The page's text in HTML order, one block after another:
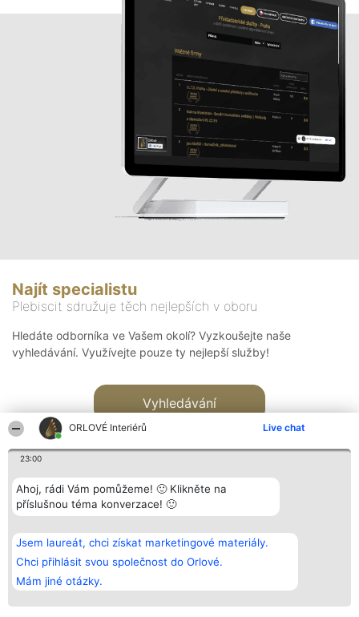
ORLOVÉ Interiérů Live chat
23:00
Ahoj, rádi Vám pomůžeme! 🙂 Klikněte na
příslušnou téma konverzace! 🙂
Jsem laureát, chci získat marketingové materiály.
Chci přihlásit svou společnost do Orlové.
Mám jiné otázky.
Najít specialistu
Plebiscit sdružuje těch nejlepších v oboru
Hledáte odborníka ve Vašem okolí? Vyzkoušejte naše
vyhledávání. Využívejte pouze ty nejlepší služby!
Vyhledávání
Bright Side Solutions sp. z o.
o. sp. k.
ul. Ruska 22
Wrocław 50-079
KRS 0000749100 | Regon
381313360 | NIP 8943132676
Vítězové
Seznam všech
laureátů
Zásady
Zásady
Kontakt